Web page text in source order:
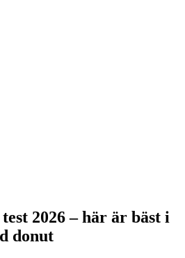
2026 – här är bäst i
donut